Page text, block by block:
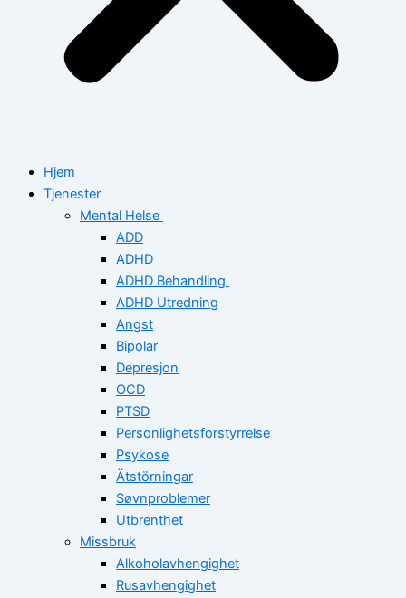
Hjem
Tjenester
Mental Helse
ADD
ADHD
ADHD Behandling
ADHD Utredning
Angst
Bipolar
Depresjon
OCD
PTSD
Personlighetsforstyrrelse
Psykose
Ätstörningar
Søvnproblemer
Utbrenthet
Missbruk
Alkoholavhengighet
Rusavhengighet